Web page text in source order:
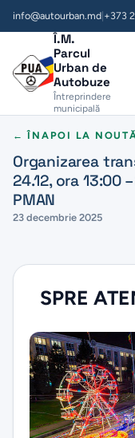
info@autourban.md +373
Î.M.
Parcul
Urban de
Autobuze
Întreprindere
municipală
← ÎNAPOI LA
Organizarea
24.12, ora 13:00
PMAN
23 decembrie 2025
SPRE